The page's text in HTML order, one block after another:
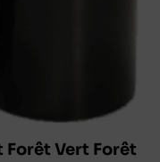
Forêt Vert Forêt